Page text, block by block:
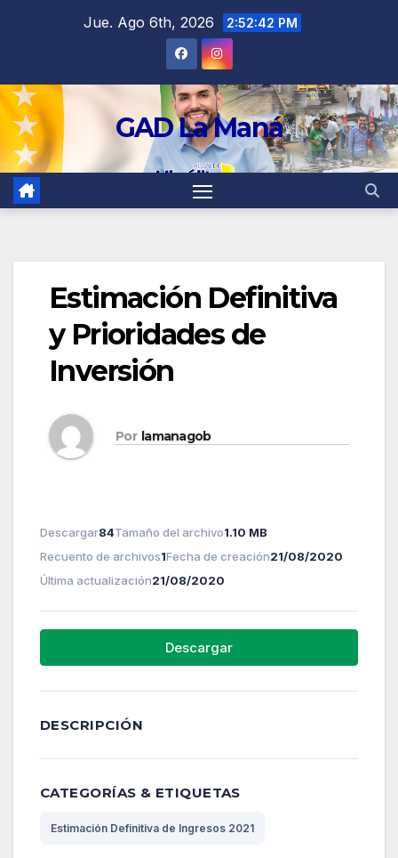
Jue. Ago 6th, 2026 2:52:42 PM
GAD La Maná
Estimación Definitiva
y Prioridades de
Inversión
Por lamanagob
Descargar84Tamaño del archivo1.10 MB
Recuento de archivos1Fecha de creación21/08/2020
Última actualización21/08/2020
Descargar
DESCRIPCIÓN
CATEGORÍAS & ETIQUETAS
Estimación Definitiva de Ingresos 2021